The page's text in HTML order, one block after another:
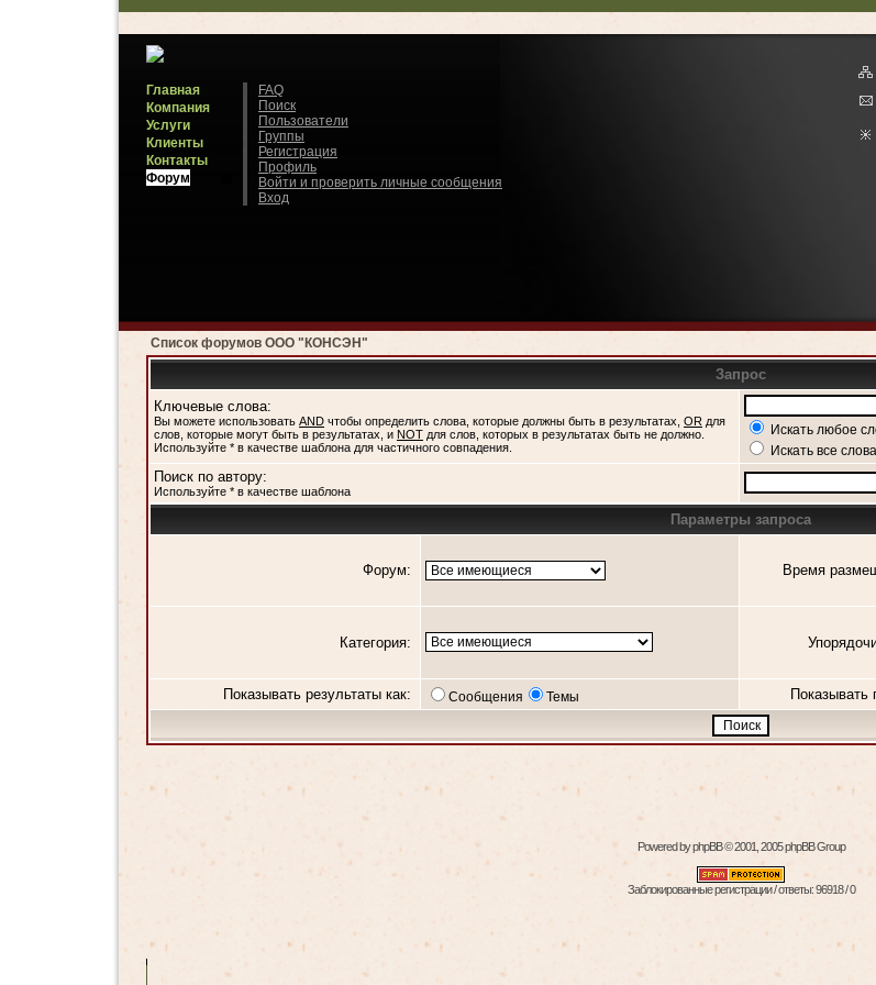
Главная
Компания
Услуги
Клиенты
Контакты
Форум
FAQ
Поиск
Пользователи
Группы
Регистрация
Профиль
Войти и проверить личные сообщения
Вход
Список форумов ООО "КОНСЭН"
Запрос
Ключевые слова:
Вы можете использовать AND чтобы определить слова, которые должны быть в результатах, OR для
слов, которые могут быть в результатах, и NOT для слов, которых в результатах быть не должно.
Используйте * в качестве шаблона для частичного совпадения.
Искать любое
Искать все слова
Поиск по автору:
Используйте * в качестве шаблона
Параметры запроса
Форум: Время
Категория:
Показывать результаты как: Сообщения Темы Показывать
Powered byphpBB© 2001, 2005 phpBB Group
Заблокированные регистрации / ответы: 96918 / 0